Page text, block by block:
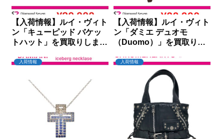
【入荷情報】ルイ・ヴィト
ン「キューピッド バケッ
トハット」を買取りしまし
【入荷情報】ルイ・ヴィト
ン「ダミエ デュオモ
（Duomo）」を買取りし
ン
入荷情報 入荷情報